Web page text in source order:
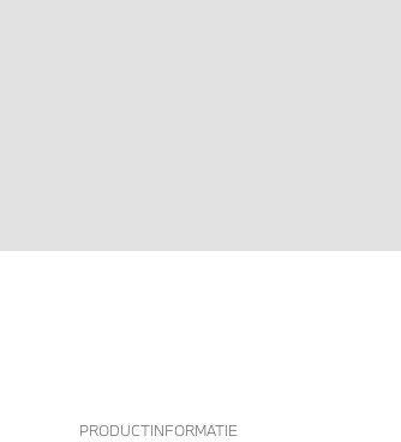
PRODUCTINFORMATIE